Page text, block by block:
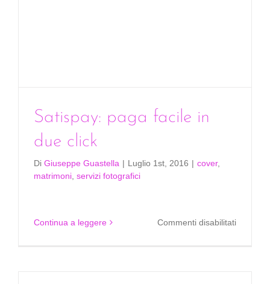
Satispay: paga facile in
due click
Di Giuseppe Guastella | Luglio 1st, 2016 | cover,
matrimoni servizi fotografici
Continua a leggere Commenti disabilitatisu